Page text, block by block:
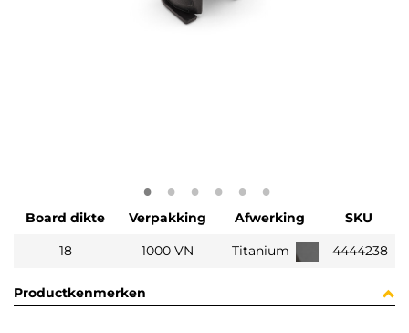
Board dikte Verpakking Afwerking
SKU
18
1000 VN Titanium 4444238
Productkenmerken